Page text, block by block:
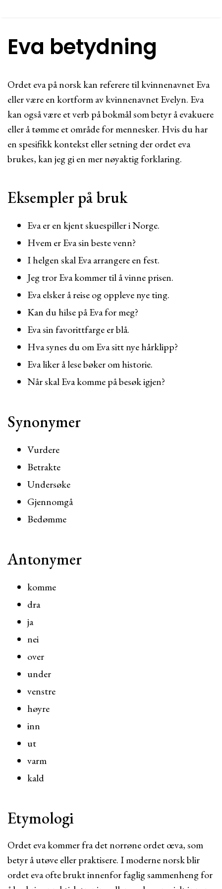
Eva betydning
Ordet eva på norsk kan referere til kvinnenavnet Eva
eller være en kortform av kvinnenavnet Evelyn. Eva
kan også være et verb på bokmål som betyr å evakuere
eller å tømme et område for mennesker. Hvis du har
en spesifikk kontekst eller setning der ordet eva
brukes, kan jeg gi en mer nøyaktig forklaring.
Eksempler på bruk
Eva er en kjent skuespiller i Norge.
Hvem er Eva sin beste venn?
I helgen skal Eva arrangere en fest.
Jeg tror Eva kommer til å vinne prisen.
Eva elsker å reise og oppleve nye ting.
Kan du hilse på Eva for meg?
Eva sin favorittfarge er blå.
Hva synes du om Eva sitt nye hårklipp?
Eva liker å lese bøker om historie.
Når skal Eva komme på besøk igjen?
Synonymer
Vurdere
Betrakte
Undersøke
Gjennomgå
Bedømme
Antonymer
komme
dra
ja
nei
over
under
venstre
høyre
inn
ut
varm
kald
Etymologi
Ordet eva kommer fra det norrøne ordet œva, som
betyr å utøve eller praktisere. I moderne norsk blir
ordet eva ofte brukt innenfor faglig sammenheng for